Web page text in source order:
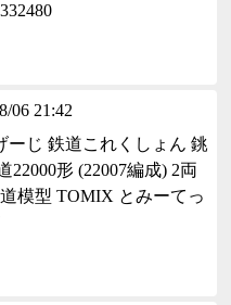
06 21:42
ーじ 鉄道これくしょん 銚
22000形 (22007編成) 2両
模型 TOMIX とみーてっ